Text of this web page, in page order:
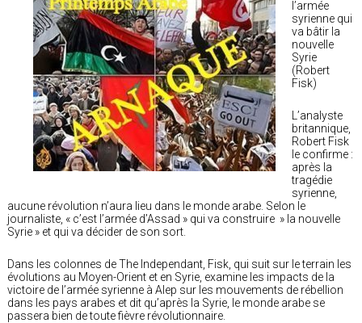
l’armée
syrienne qui
va bâtir la
nouvelle
Syrie
(Robert
Fisk)
L’analyste
britannique,
Robert Fisk
le confirme :
après la
tragédie
syrienne,
aucune révolution n’aura lieu dans le monde arabe. Selon le
journaliste, « c’est l’armée d’Assad » qui va construire » la nouvelle
Syrie » et qui va décider de son sort.
Dans les colonnes de The Independant, Fisk, qui suit sur le terrain les
évolutions au Moyen-Orient et en Syrie, examine les impacts de la
victoire de l’armée syrienne à Alep sur les mouvements de rébellion
dans les pays arabes et dit qu’après la Syrie, le monde arabe se
passera bien de toute fièvre révolutionnaire.